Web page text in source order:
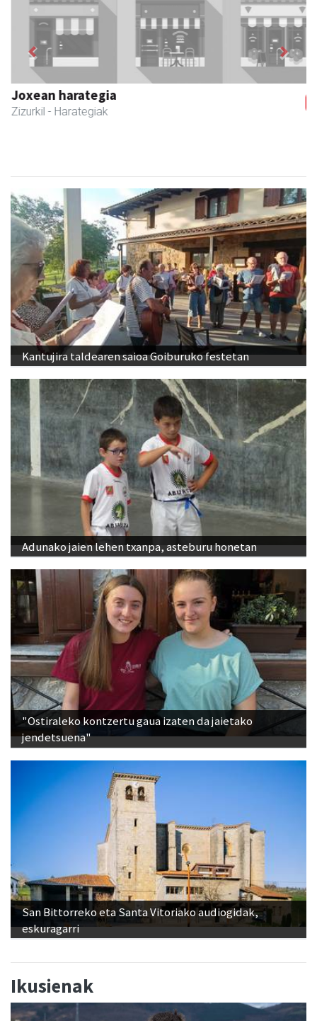
Joxean harategia
Zizurkil - Harategiak
Previous Next
Kantujira taldearen saioa Goiburuko festetan
Adunako jaien lehen txanpa, asteburu honetan
"Ostiraleko kontzertu gaua izaten da jaietako
jendetsuena"
San Bittorreko eta Santa Vitoriako audiogidak,
eskuragarri
Ikusienak